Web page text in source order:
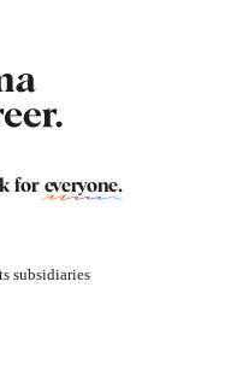
for everyone.
subsidiaries